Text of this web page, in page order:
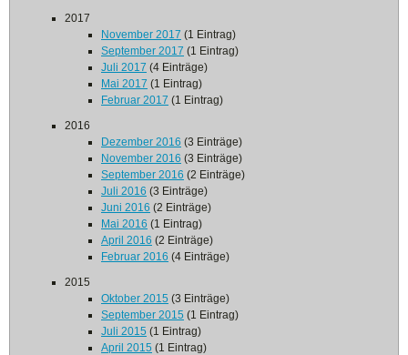
2017
November 2017 (1 Eintrag)
September 2017 (1 Eintrag)
Juli 2017 (4 Einträge)
Mai 2017 (1 Eintrag)
Februar 2017 (1 Eintrag)
2016
Dezember 2016 (3 Einträge)
November 2016 (3 Einträge)
September 2016 (2 Einträge)
Juli 2016 (3 Einträge)
Juni 2016 (2 Einträge)
Mai 2016 (1 Eintrag)
April 2016 (2 Einträge)
Februar 2016 (4 Einträge)
2015
Oktober 2015 (3 Einträge)
September 2015 (1 Eintrag)
Juli 2015 (1 Eintrag)
April 2015 (1 Eintrag)